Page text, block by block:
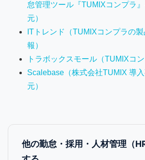
怠管理ツール『TUMIXコンプラ
元）
ITトレンド（TUMIXコンプラの
報）
トラボックスモール（TUMIXコ
Scalebase（株式会社TUMIX 導
元）
他の勤怠・採用・人材管理（